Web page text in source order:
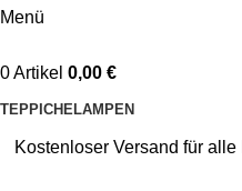
Menü
0Artikel 0,00 €
TEPPICHELAMPEN
Kostenloser Versand für